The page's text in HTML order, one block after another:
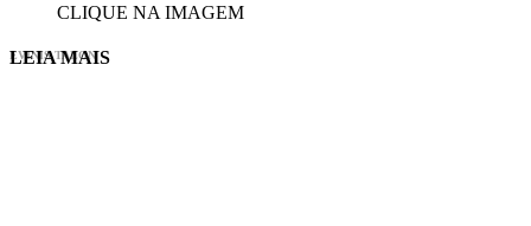
CLIQUE NA IMAGEM
EVINIS TALON
LEIA MAIS